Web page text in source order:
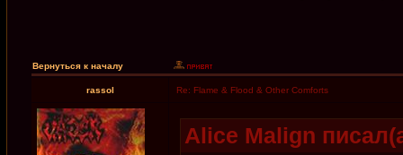
Вернуться к началу
rassol Re: Flame & Flood & Other Comforts
Alice Malign